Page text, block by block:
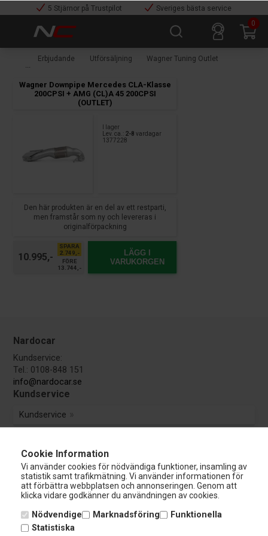
Cookie Information
Vi använder cookies för nödvändiga funktioner, insamling av
statistik samt trafikmätning. Vi använder informationen för
att förbättra webbplatsen och annonseringen. Genom att
klicka vidare godkänner du användningen av cookies.
Nödvendige Marknadsföring
Funktionella
Statistiska
5 Stjärnor på Trustpilot
Sveriges bästa service
0
Erbjudande Utförsäljning Wagner Tuning Outlet
Wagner Downpipe Mercedes CLA-Klasse
200CPSI + AMG (CL)A 45 200CPSI
(OUTLET)
I lager
Lev. ca.:
2-8 vardagar
1377228
Den här produkten är en del av ett restparti,
men framstår som ny och levereras i
originalförpackning
10.995,-
SPARA
2.749,-
FÖRE
13.744,-
LÄGG I
VARUKORGEN
Nardocar
Kundservice:
Tel.: 0108-848 151
info@nardocar.se
Kundservice
Kundservice
Guider & Manualer
Utförsäljning